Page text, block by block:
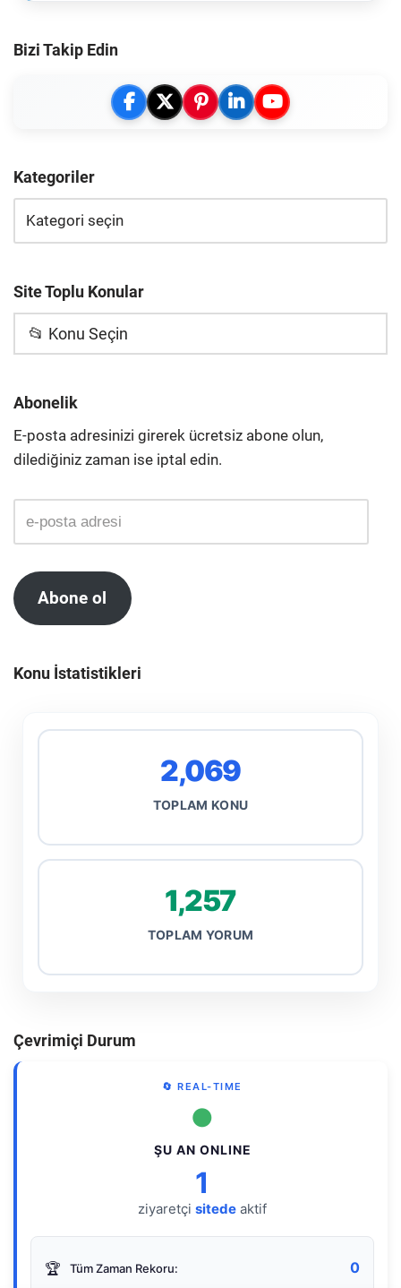
Bizi Takip Edin
Kategoriler
Site Toplu Konular
📂 Konu Seçin
Abonelik
E-posta adresinizi girerek ücretsiz abone olun,
dilediğiniz zaman ise iptal edin.
Abone ol
Konu İstatistikleri
2,069
TOPLAM KONU
1,257
TOPLAM YORUM
Çevrimiçi Durum
🔄 REAL-TIME
●
ŞU AN ONLINE
1
ziyaretçi sitede aktif
🏆 Tüm Zaman Rekoru: 0